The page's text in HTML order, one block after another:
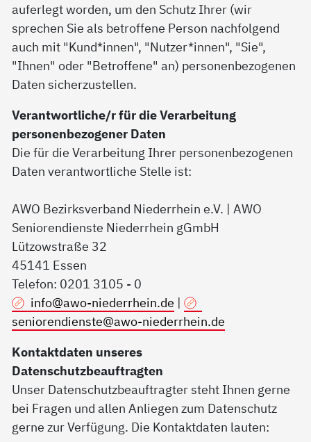
auferlegt worden, um den Schutz Ihrer (wir
sprechen Sie als betroffene Person nachfolgend
auch mit "Kund*innen", "Nutzer*innen", "Sie",
"Ihnen" oder "Betroffene" an) personenbezogenen
Daten sicherzustellen.
Verantwortliche/r für die Verarbeitung
personenbezogener Daten
Die für die Verarbeitung Ihrer personenbezogenen
Daten verantwortliche Stelle ist:
AWO Bezirksverband Niederrhein e.V. | AWO
Seniorendienste Niederrhein gGmbH
Lützowstraße 32
45141 Essen
Telefon: 0201 3105 - 0
info@awo-niederrhein.de |
seniorendienste@awo-niederrhein.de
Kontaktdaten unseres
Datenschutzbeauftragten
Unser Datenschutzbeauftragter steht Ihnen gerne
bei Fragen und allen Anliegen zum Datenschutz
gerne zur Verfügung. Die Kontaktdaten lauten: